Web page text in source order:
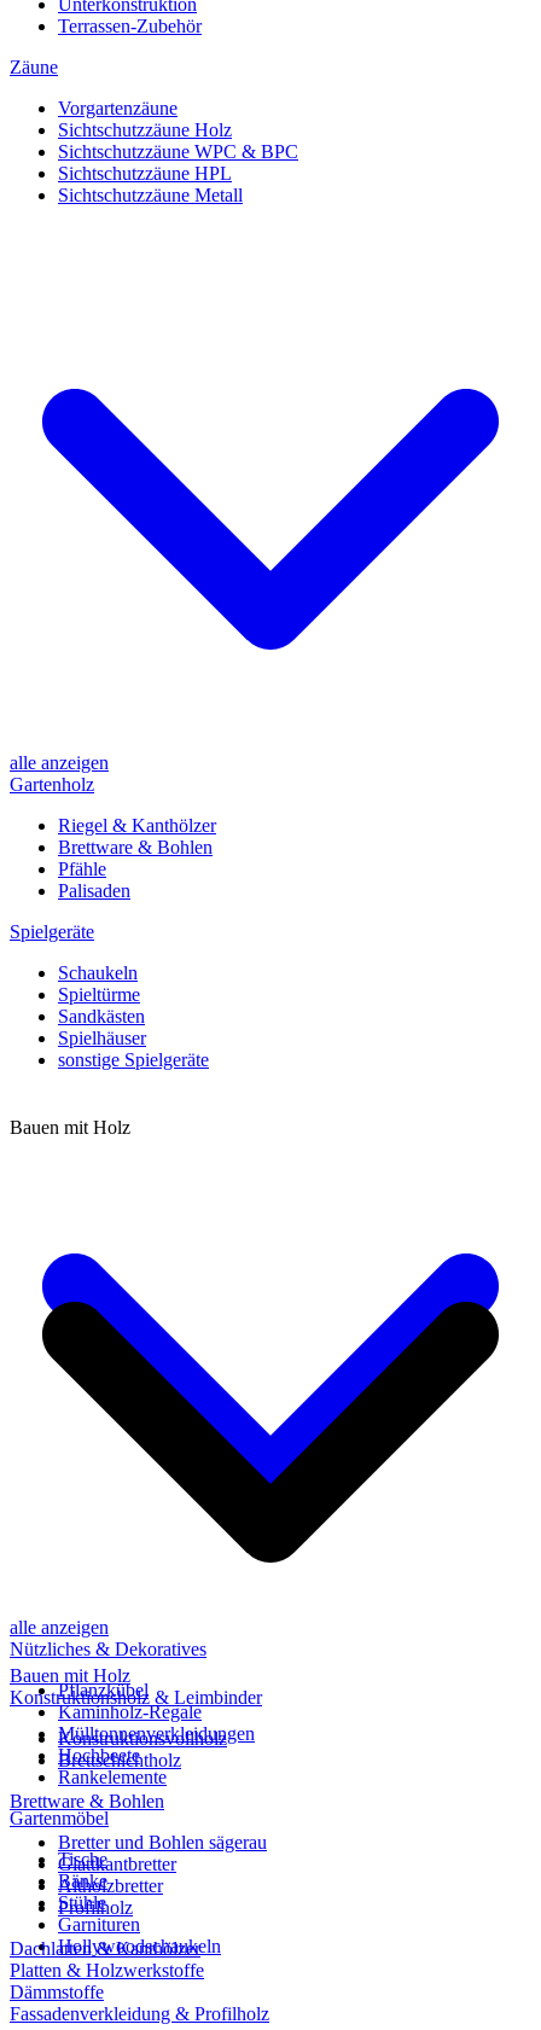
Unterkonstruktion
Terrassen-Zubehör
Zäune
Vorgartenzäune
Sichtschutzzäune Holz
Sichtschutzzäune WPC & BPC
Sichtschutzzäune HPL
Sichtschutzzäune Metall
alle anzeigen
Gartenholz
Riegel & Kanthölzer
Brettware & Bohlen
Pfähle
Palisaden
Spielgeräte
Schaukeln
Spieltürme
Sandkästen
Spielhäuser
sonstige Spielgeräte
alle anzeigen
Nützliches & Dekoratives
Pflanzkübel
Kaminholz-Regale
Mülltonnenverkleidungen
Hochbeete
Rankelemente
Gartenmöbel
Tische
Bänke
Stühle
Garnituren
Hollywoodschaukeln
Bauen mit Holz
Bauen mit Holz
Konstruktionsholz & Leimbinder
Konstruktionsvollholz
Brettschichtholz
Brettware & Bohlen
Bretter und Bohlen sägerau
Glattkantbretter
Altholzbretter
Profilholz
Dachlatten & Kanthölzer
Platten & Holzwerkstoffe
Dämmstoffe
Fassadenverkleidung & Profilholz